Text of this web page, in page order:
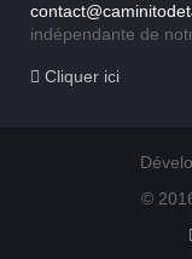
indépendante de
Cliquer ici
©